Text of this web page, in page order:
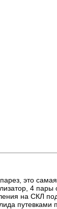
это
4 пары
на СКЛ
путевками